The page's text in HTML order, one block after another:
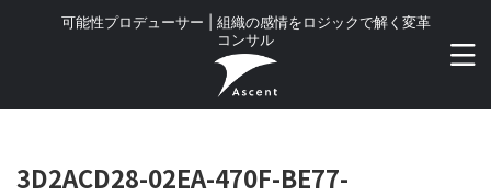
可能性プロデューサー | 組織の感情をロジックで解く変革
コンサル
3D2ACD28-02EA-470F-BE77-